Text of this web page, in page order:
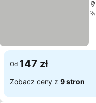
Od 147 zł
Zobacz ceny z 9 stron